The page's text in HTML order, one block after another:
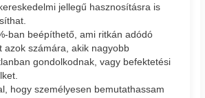
jellegű hasznosításra is
ban beépíthető, ami ritkán adódó
azok számára, akik nagyobb
gondolkodnak, vagy befektetési
hogy személyesen bemutathassam